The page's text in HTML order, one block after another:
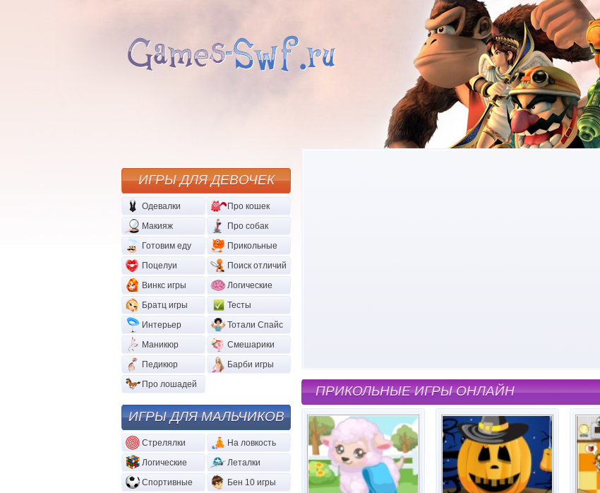
ПРИКОЛЬНЫЕ ИГРЫ ОНЛАЙН
ИГРЫ ДЛЯ ДЕВОЧЕК
Одевалки
Про кошек
Макияж
Про собак
Готовим еду
Прикольные
Поцелуи
Поиск отличий
Винкс игры
Логические
Братц игры
Тесты
Интерьер
Тотали Спайс
Маникюр
Смешарики
Педикюр
Барби игры
Про лошадей
ИГРЫ ДЛЯ МАЛЬЧИКОВ
Стрелялки
На ловкость
Логические
Леталки
Спортивные
Бен 10 игры